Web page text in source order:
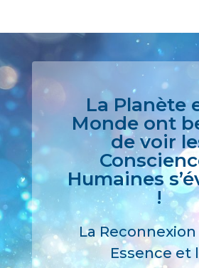
n
t
i
v
e
:
La Planète
Monde ont
de voir
Humaines
!
La
Essence et